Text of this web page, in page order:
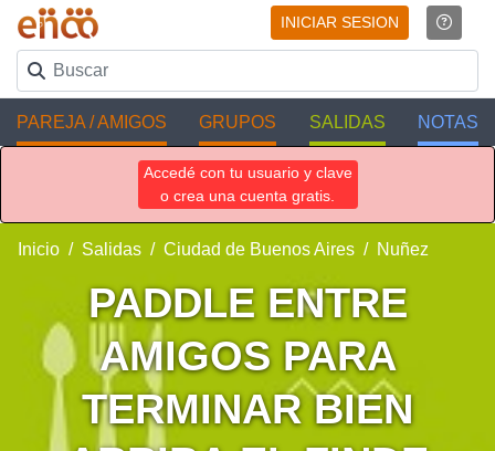
INICIAR SESION
PAREJA / AMIGOS GRUPOS SALIDAS NOTAS
Accedé con tu usuario y clave
o crea una cuenta gratis.
Inicio Salidas Ciudad de Buenos Aires Nuñez
PADDLE ENTRE
AMIGOS PARA
TERMINAR BIEN